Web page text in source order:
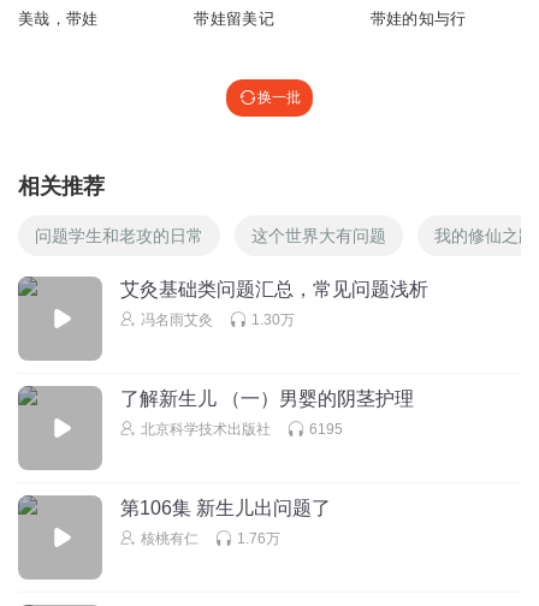
美哉，带娃 带娃留美记 带娃的知与行
换一批
相关推荐
问题学生和老攻的日常 这个世界大有问题 我的修仙之
艾灸基础类问题汇总，常见问题浅析
冯名雨艾灸 1.30万
了解新生儿 （一）男婴的阴茎护理
北京科学技术出版社 6195
第106集 新生儿出问题了
核桃有仁 1.76万